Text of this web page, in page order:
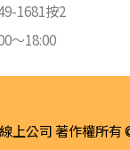
1681按2
～18:00
上公司 著作權所有